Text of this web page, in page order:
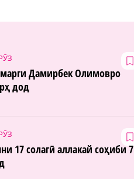
Дамирбек Олимовро
дод
17 солагӣ аллакай соҳиби 7